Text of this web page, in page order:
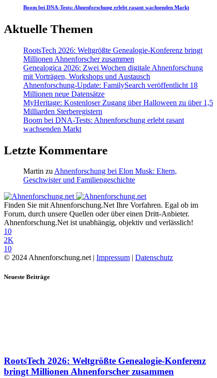
Boom bei DNA-Tests: Ahnenforschung erlebt rasant wachsenden Markt
Aktuelle Themen
RootsTech 2026: Weltgrößte Genealogie-Konferenz bringt
Millionen Ahnenforscher zusammen
Genealogica 2026: Zwei Wochen digitale Ahnenforschung
mit Vorträgen, Workshops und Austausch
Ahnenforschung-Update: FamilySearch veröffentlicht 18
Millionen neue Datensätze
MyHeritage: Kostenloser Zugang über Halloween zu über 1,5
Milliarden Sterberegistern
Boom bei DNA-Tests: Ahnenforschung erlebt rasant
wachsenden Markt
Letzte Kommentare
Martin zu Ahnenforschung bei Elon Musk: Eltern,
Geschwister und Familiengeschichte
Finden Sie mit Ahnenforschung.Net Ihre Vorfahren. Egal ob im
Forum, durch unsere Quellen oder über einen Dritt-Anbieter.
Ahnenforschung.Net ist unabhängig, objektiv und verlässlich!
10
2K
10
© 2024 Ahnenforschung.net | Impressum | Datenschutz
Neueste Beiträge
RootsTech 2026: Weltgrößte Genealogie-Konferenz
bringt Millionen Ahnenforscher zusammen